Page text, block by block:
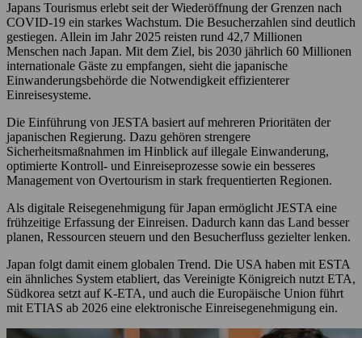
Japans Tourismus erlebt seit der Wiederöffnung der Grenzen nach
COVID-19 ein starkes Wachstum. Die Besucherzahlen sind deutlich
gestiegen. Allein im Jahr 2025 reisten rund 42,7 Millionen
Menschen nach Japan. Mit dem Ziel, bis 2030 jährlich 60 Millionen
internationale Gäste zu empfangen, sieht die japanische
Einwanderungsbehörde die Notwendigkeit effizienterer
Einreisesysteme.
Die Einführung von JESTA basiert auf mehreren Prioritäten der
japanischen Regierung. Dazu gehören strengere
Sicherheitsmaßnahmen im Hinblick auf illegale Einwanderung,
optimierte Kontroll- und Einreiseprozesse sowie ein besseres
Management von Overtourism in stark frequentierten Regionen.
Als digitale Reisegenehmigung für Japan ermöglicht JESTA eine
frühzeitige Erfassung der Einreisen. Dadurch kann das Land besser
planen, Ressourcen steuern und den Besucherfluss gezielter lenken.
Japan folgt damit einem globalen Trend. Die USA haben mit ESTA
ein ähnliches System etabliert, das Vereinigte Königreich nutzt ETA,
Südkorea setzt auf K-ETA, und auch die Europäische Union führt
mit ETIAS ab 2026 eine elektronische Einreisegenehmigung ein.